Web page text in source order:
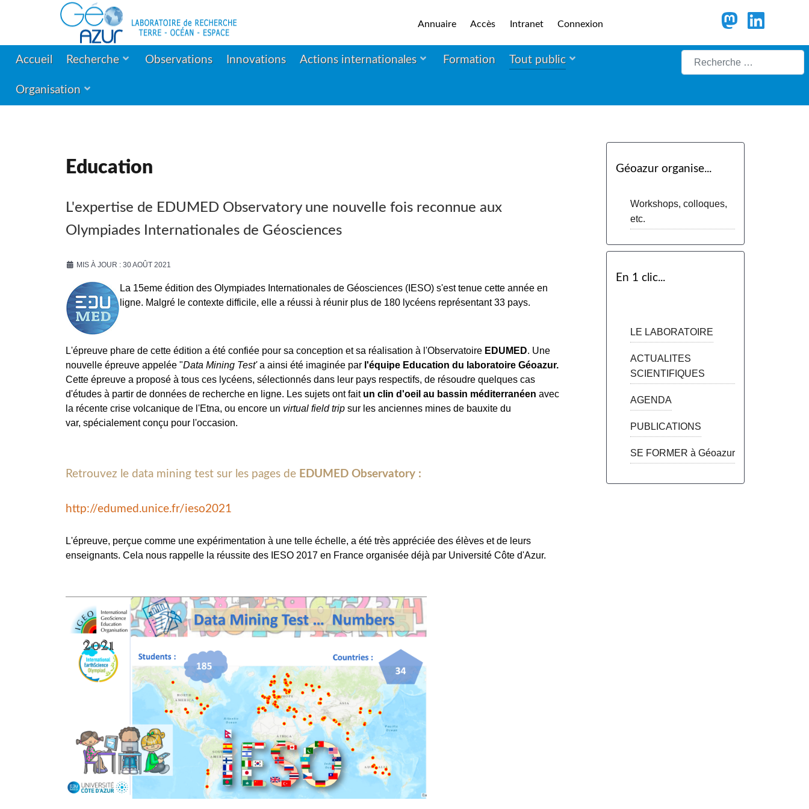
Annuaire Accès Intranet Connexion
Accueil Recherche Observations Innovations Actions internationales Formation Tout public
Organisation
Rechercher
Education
L'expertise de EDUMED Observatory une nouvelle fois reconnue aux
Olympiades Internationales de Géosciences
MIS À JOUR : 30 AOÛT 2021
La 15eme édition des Olympiades Internationales de Géosciences (IESO) s'est tenue cette année en
ligne. Malgré le contexte difficile, elle a réussi à réunir plus de 180 lycéens représentant 33 pays.
L'épreuve phare de cette édition a été confiée pour sa conception et sa réalisation à l'Observatoire EDUMED. Une
nouvelle épreuve appelée "Data Mining Test'a ainsi été imaginée par l'équipe Education du laboratoire Géoazur.
Cette épreuve a proposé à tous ces lycéens, sélectionnés dans leur pays respectifs, de résoudre quelques cas
d'études à partir de données de recherche en ligne. Les sujets ont fait un clin d'oeil au bassin méditerranéen avec
la récente crise volcanique de l'Etna, ou encore un virtual field trip sur les anciennes mines de bauxite du
var, spécialement conçu pour l'occasion.
Retrouvez le data mining test sur les pages de EDUMED Observatory :
http://edumed.unice.fr/ieso2021
L'épreuve, perçue comme une expérimentation à une telle échelle, a été très appréciée des élèves et de leurs
enseignants. Cela nous rappelle la réussite des IESO 2017 en France organisée déjà par Université Côte d'Azur.
Géoazur organise...
Workshops, colloques,
etc.
En 1 clic...
LE LABORATOIRE
ACTUALITES
SCIENTIFIQUES
AGENDA
PUBLICATIONS
SE FORMER à Géoazur